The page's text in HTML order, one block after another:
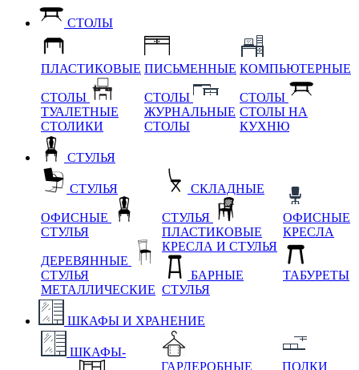
СТОЛЫ
ПЛАСТИКОВЫЕ
СТОЛЫ
ТУАЛЕТНЫЕ
СТОЛИКИ
ПИСЬМЕННЫЕ
СТОЛЫ
ЖУРНАЛЬНЫЕ
СТОЛЫ
КОМПЬЮТЕРНЫЕ
СТОЛЫ
СТОЛЫ НА
КУХНЮ
СТУЛЬЯ
СТУЛЬЯ
ОФИСНЫЕ
СТУЛЬЯ
ДЕРЕВЯННЫЕ
СТУЛЬЯ
МЕТАЛЛИЧЕСКИЕ
СКЛАДНЫЕ
СТУЛЬЯ
ПЛАСТИКОВЫЕ
КРЕСЛА И СТУЛЬЯ
БАРНЫЕ
СТУЛЬЯ
ОФИСНЫЕ
КРЕСЛА
ТАБУРЕТЫ
ШКАФЫ И ХРАНЕНИЕ
ШКАФЫ-
ГАРДЕРОБНЫЕ
ПОЛКИ